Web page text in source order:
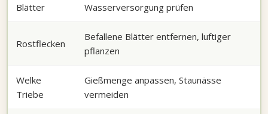
Blätter
Wasserversorgung prüfen
Rostflecken
Befallene Blätter entfernen, luftiger
pflanzen
Welke
Triebe
Gießmenge anpassen, Staunässe
vermeiden